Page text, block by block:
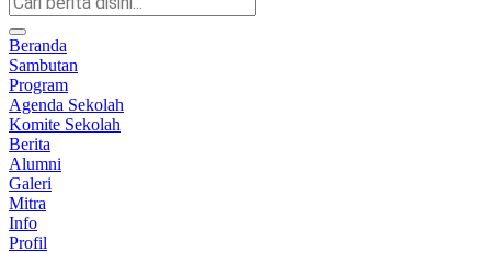
Beranda
Sambutan
Program
Agenda Sekolah
Komite Sekolah
Berita
Alumni
Galeri
Mitra
Info
Profil